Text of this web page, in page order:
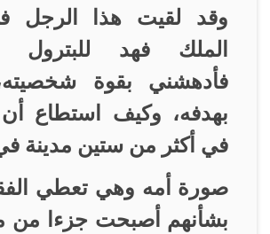
وقد لقيت هذا الرجل
الملك فهد للبترول
فأدهشني بقوة شخصيته،
بهدفه، وكيف استطاع
في أكثر من ستين مدينة
صورة أمه وهي تعطي
بشأنهم أصبحت جزءا من